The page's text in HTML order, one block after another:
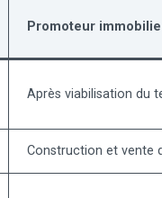
Promoteur
Après viabilisation du
Construction et vente